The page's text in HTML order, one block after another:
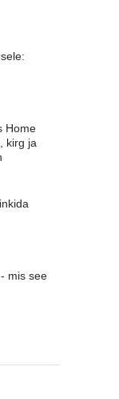
Home
kirg ja
mis see